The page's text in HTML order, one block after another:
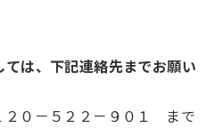
は、下記連絡先までお願い
２０－５２２－９０１ まで